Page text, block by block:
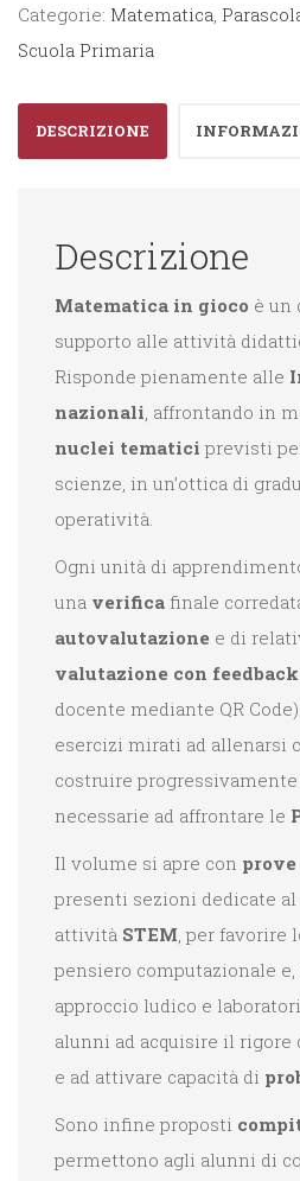
Categorie: Matematica
Scuola Primaria
DESCRIZIONE
Descrizione
Matematica in gioco è un
supporto alle attività
Risponde pienamente alle
nazionali , affrontando in
nuclei tematici previsti
scienze, in un’ottica di
operatività.
Ogni unità di
una verifica finale
autovalutazione e di
valutazione con feedback
docente mediante QR
esercizi mirati ad allenarsi
costruire
necessarie ad affrontare le
Il volume si apre con prove
presenti sezioni dedicate al
attività STEM , per favorire
pensiero computazionale
approccio ludico e
alunni ad acquisire il
e ad attivare capacità di
Sono infine proposti
permettono agli alunni di